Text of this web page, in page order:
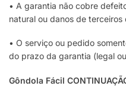
• A garantia não cobre
natural ou danos de terceiros
• O serviço ou pedido
do prazo da garantia (legal
Gôndola Fácil